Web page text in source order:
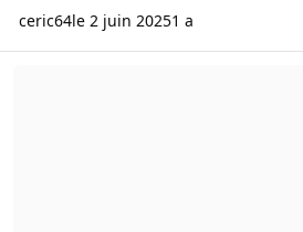
ceric64le 2 juin 20251 a